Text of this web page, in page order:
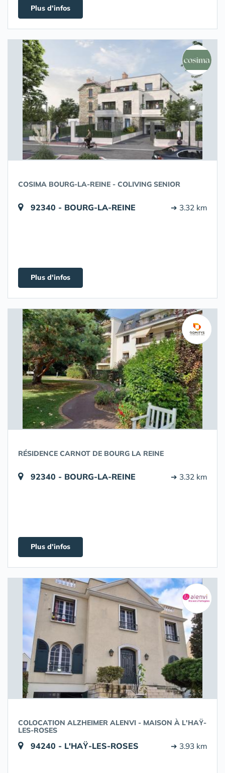
Plus d'infos
COSIMA BOURG-LA-REINE - COLIVING SENIOR
92340 - BOURG-LA-REINE ➔ 3.32 km
Plus d'infos
RÉSIDENCE CARNOT DE BOURG LA REINE
92340 - BOURG-LA-REINE ➔ 3.32 km
Plus d'infos
COLOCATION ALZHEIMER ALENVI - MAISON À L'HAŸ-
LES-ROSES
94240 - L'HAŸ-LES-ROSES ➔ 3.93 km